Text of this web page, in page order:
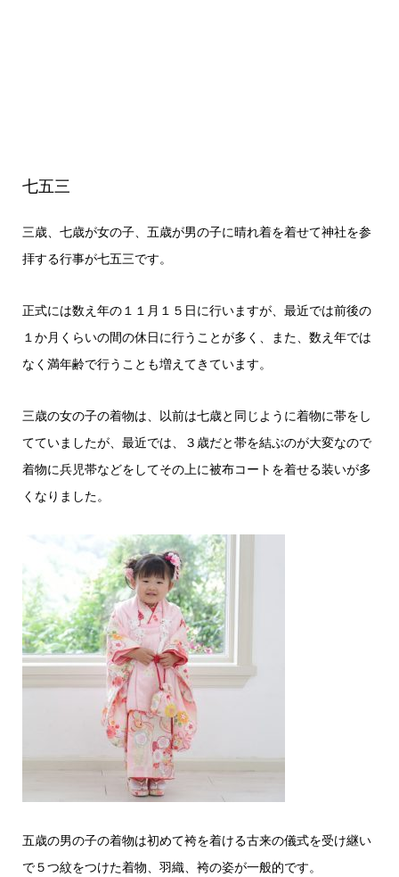
七五三
三歳、七歳が女の子、五歳が男の子に晴れ着を着せて神社を参
拝する行事が七五三です。
正式には数え年の１１月１５日に行いますが、最近では前後の
１か月くらいの間の休日に行うことが多く、また、数え年では
なく満年齢で行うことも増えてきています。
三歳の女の子の着物は、以前は七歳と同じように着物に帯をし
てていましたが、最近では、３歳だと帯を結ぶのが大変なので
着物に兵児帯などをしてその上に被布コートを着せる装いが多
くなりました。
五歳の男の子の着物は初めて袴を着ける古来の儀式を受け継い
で５つ紋をつけた着物、羽織、袴の姿が一般的です。